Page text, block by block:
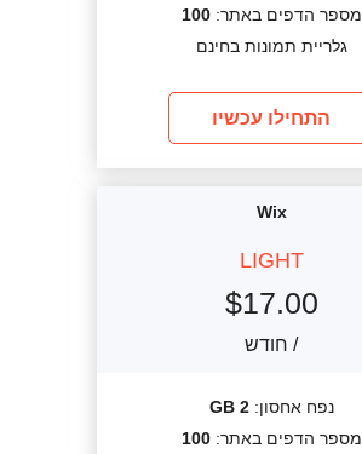
מספר הדפים באתר:100
גלריית תמונות בחינם
התחילו עכשיו
Wix
LIGHT
$17.00
/ חודש
נפח אחסון:2 GB
מספר הדפים באתר:100